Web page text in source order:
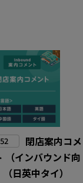
閉店案内コメ
（インバウンド向
日英中タイ）